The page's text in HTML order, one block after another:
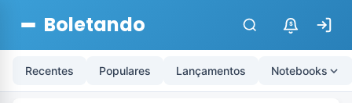
Boletando $
Recentes Populares Lançamentos Notebooks